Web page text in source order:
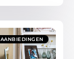
AANBIEDINGEN